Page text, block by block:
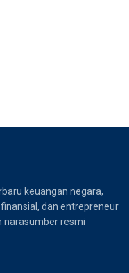
keuangan negara,
dan entrepreneur
narasumber resmi